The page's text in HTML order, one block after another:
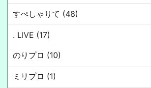
すぺしゃりて (48)
. LIVE (17)
のりプロ (10)
ミリプロ (1)